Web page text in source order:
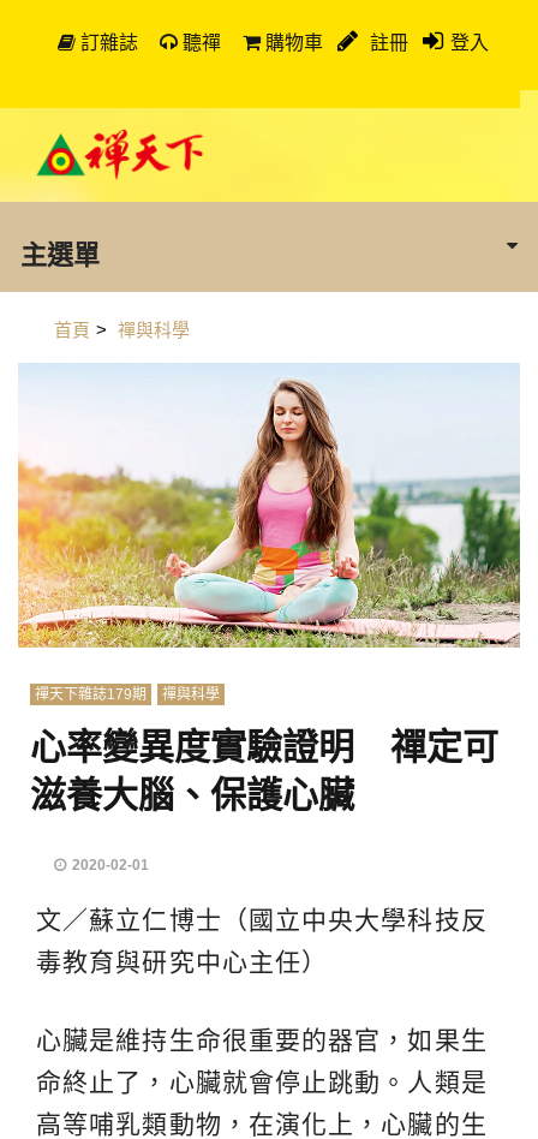
訂雜誌 聽禪 購物車 註冊 登入
主選單
首頁 > 禪與科學
禪天下雜誌179期 禪與科學
心率變異度實驗證明 禪定可
滋養大腦、保護心臟
2020-02-01
文／蘇立仁博士（國立中央大學科技反
毒教育與研究中心主任）
心臟是維持生命很重要的器官，如果生
命終止了，心臟就會停止跳動。人類是
高等哺乳類動物，在演化上，心臟的生